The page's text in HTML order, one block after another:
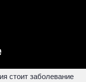
стоит заболевание